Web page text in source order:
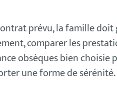
prévu, la famille
comparer les
obsèques bien
une forme de sérénité.